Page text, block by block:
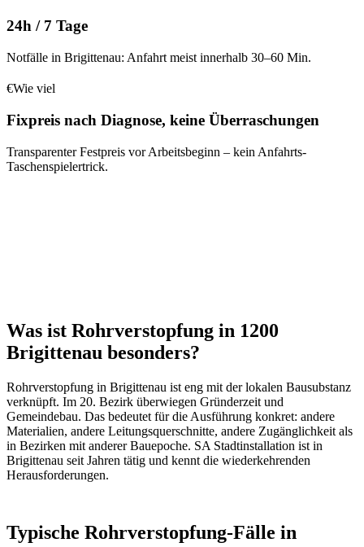
24h / 7 Tage
Notfälle in Brigittenau: Anfahrt meist innerhalb 30–60 Min.
€Wie viel
Fixpreis nach Diagnose, keine Überraschungen
Transparenter Festpreis vor Arbeitsbeginn – kein Anfahrts-
Taschenspielertrick.
Was ist Rohrverstopfung in 1200
Brigittenau besonders?
Rohrverstopfung in Brigittenau ist eng mit der lokalen Bausubstanz
verknüpft. Im 20. Bezirk überwiegen Gründerzeit und
Gemeindebau. Das bedeutet für die Ausführung konkret: andere
Materialien, andere Leitungsquerschnitte, andere Zugänglichkeit als
in Bezirken mit anderer Bauepoche. SA Stadtinstallation ist in
Brigittenau seit Jahren tätig und kennt die wiederkehrenden
Herausforderungen.
Typische Rohrverstopfung-Fälle in